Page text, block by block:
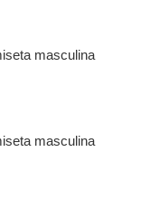
masculina
masculina